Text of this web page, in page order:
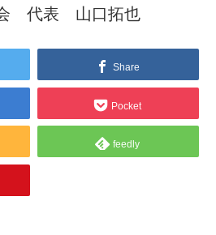
会 代表 山口拓也
Share
Pocket
feedly